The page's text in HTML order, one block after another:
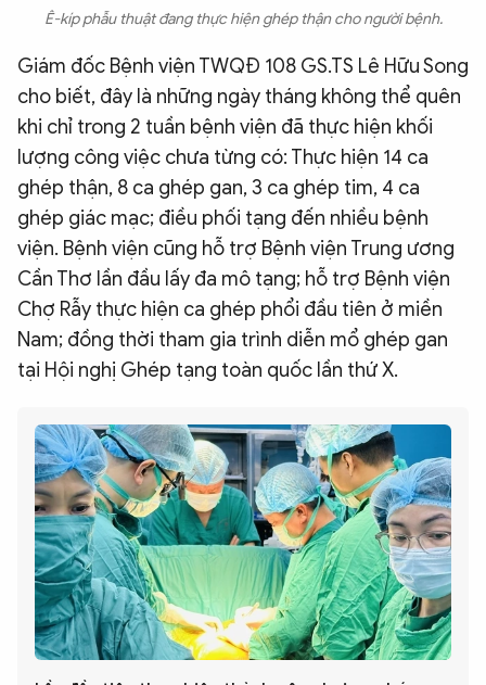
Ê-kíp phẫu thuật đang thực hiện ghép thận cho người bệnh.
Giám đốc Bệnh viện TWQĐ 108 GS.TS Lê Hữu Song
cho biết, đây là những ngày tháng không thể quên
khi chỉ trong 2 tuần bệnh viện đã thực hiện khối
lượng công việc chưa từng có: Thực hiện 14 ca
ghép thận, 8 ca ghép gan, 3 ca ghép tim, 4 ca
ghép giác mạc; điều phối tạng đến nhiều bệnh
viện. Bệnh viện cũng hỗ trợ Bệnh viện Trung ương
Cần Thơ lần đầu lấy đa mô tạng; hỗ trợ Bệnh viện
Chợ Rẫy thực hiện ca ghép phổi đầu tiên ở miền
Nam; đồng thời tham gia trình diễn mổ ghép gan
tại Hội nghị Ghép tạng toàn quốc lần thứ X.